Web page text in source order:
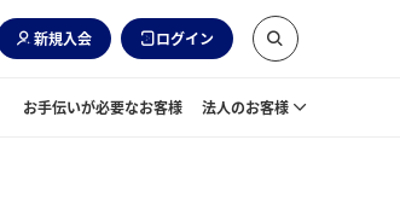
新規入会 ログイン
お手伝いが必要なお客様 法人のお客様